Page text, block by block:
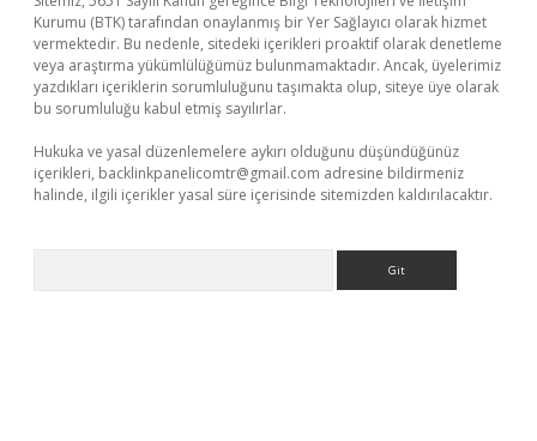
Kurumu (BTK) tarafından onaylanmış bir Yer Sağlayıcı olarak hizmet
vermektedir. Bu nedenle, sitedeki içerikleri proaktif olarak denetleme
veya araştırma yükümlülüğümüz bulunmamaktadır. Ancak, üyelerimiz
yazdıkları içeriklerin sorumluluğunu taşımakta olup, siteye üye olarak
bu sorumluluğu kabul etmiş sayılırlar.
Hukuka ve yasal düzenlemelere aykırı olduğunu düşündüğünüz
içerikleri, backlinkpanelicomtr@gmail.com adresine bildirmeniz
halinde, ilgili içerikler yasal süre içerisinde sitemizden kaldırılacaktır.